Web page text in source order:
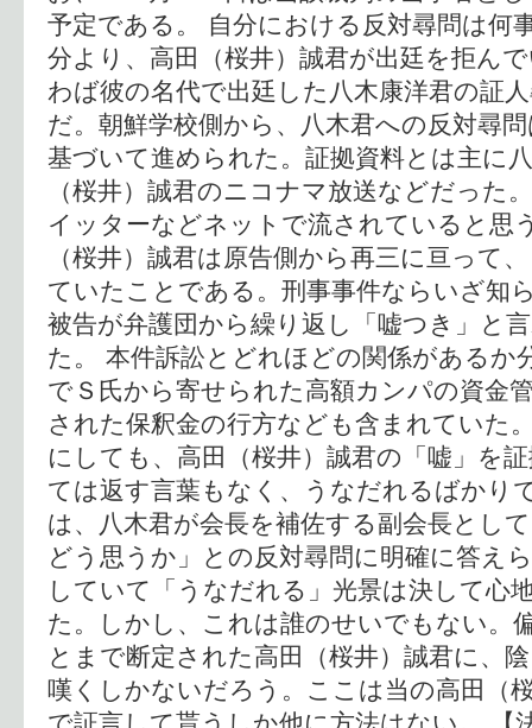
予定である。 自分における反対尋問は何
分より、高田（桜井）誠君が出廷を拒ん
わば彼の名代で出廷した八木康洋君の証
だ。朝鮮学校側から、八木君への反対尋
基づいて進められた。証拠資料とは主に
（桜井）誠君のニコナマ放送などだった
イッターなどネットで流されていると思
（桜井）誠君は原告側から再三に亘って
ていたことである。刑事事件ならいざ知
被告が弁護団から繰り返し「嘘つき」と
た。 本件訴訟とどれほどの関係があるか
でＳ氏から寄せられた高額カンパの資金
された保釈金の行方なども含まれていた
にしても、高田（桜井）誠君の「嘘」を
ては返す言葉もなく、うなだれるばかり
は、八木君が会長を補佐する副会長とし
どう思うか」との反対尋問に明確に答え
していて「うなだれる」光景は決して心
た。しかし、これは誰のせいでもない。
とまで断定された高田（桜井）誠君に、
嘆くしかないだろう。ここは当の高田（
で証言して貰うしか他に方法はない。 【